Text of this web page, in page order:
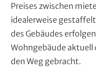
Preises zwischen
idealerweise
des Gebäudes
Wohngebäude aktuell
den Weg gebracht.